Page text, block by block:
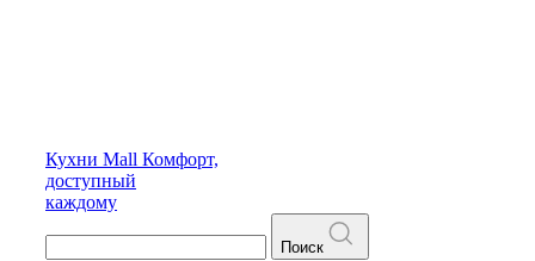
Кухни Mall Комфорт,
доступный
каждому
Поиск